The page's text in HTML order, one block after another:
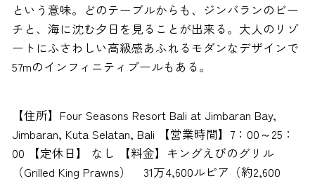
という意味。どのテーブルからも、ジンバランのビー
チと、海に沈む夕日を見ることが出来る。大人のリゾ
ートにふさわしい高級感あふれるモダンなデザインで
57mのインフィニティプールもある。
【住所】Four Seasons Resort Bali at Jimbaran Bay,
Jimbaran, Kuta Selatan, Bali 【営業時間】7：00～25：
00 【定休日】 なし 【料金】キングえびのグリル
（Grilled King Prawns） 31万4,600ルピア（約2,600